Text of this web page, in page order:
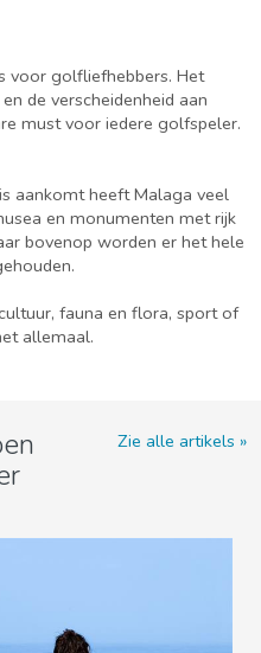
voor golfliefhebbers. Het
de verscheidenheid aan
must voor iedere golfspeler.
aankomt heeft Malaga veel
en monumenten met rijk
bovenop worden er het hele
fauna en flora, sport of
allemaal.
Zie alle artikels